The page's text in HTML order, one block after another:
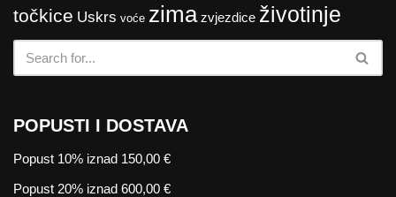
točkice Uskrs voće zima zvjezdice životinje
POPUSTI I DOSTAVA
Popust 10% iznad 150,00 €
Popust 20% iznad 600,00 €